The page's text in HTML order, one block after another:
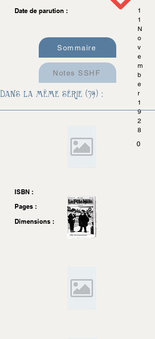
Date de parution :
1
1
N
o
v
e
m
b
e
r
1
9
2
8
0
ISBN :
Pages :
Dimensions :
Sommaire
Notes SSHF
Dans la même série (39) :